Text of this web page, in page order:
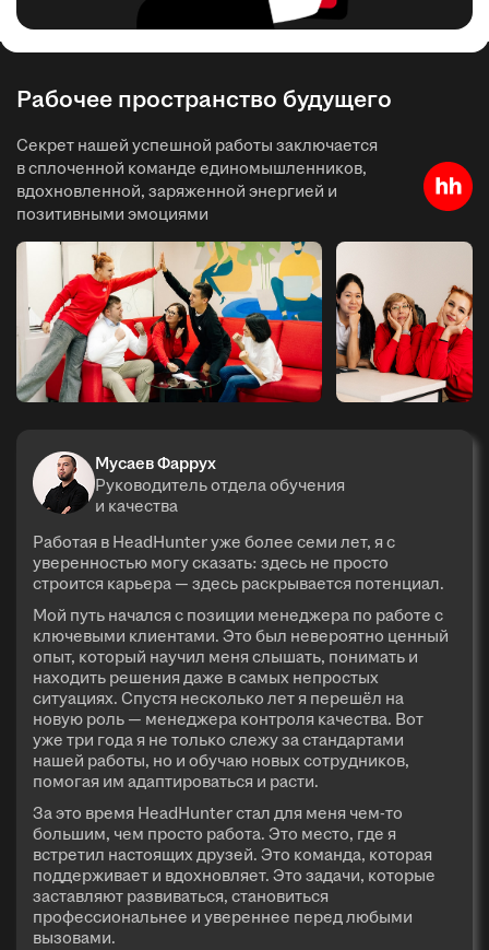
Рабочее пространство будущего
Секрет нашей успешной работы заключается
в сплоченной команде единомышленников,
вдохновленной, заряженной энергией и
позитивными эмоциями
Мусаев Фаррух
Руководитель отдела обучения
и качества
Работая в HeadHunter уже более семи лет, я с
уверенностью могу сказать: здесь не просто
строится карьера — здесь раскрывается потенциал.
Мой путь начался с позиции менеджера по работе с
ключевыми клиентами. Это был невероятно ценный
опыт, который научил меня слышать, понимать и
находить решения даже в самых непростых
ситуациях. Спустя несколько лет я перешёл на
новую роль — менеджера контроля качества. Вот
уже три года я не только слежу за стандартами
нашей работы, но и обучаю новых сотрудников,
помогая им адаптироваться и расти.
За это время HeadHunter стал для меня чем-то
большим, чем просто работа. Это место, где я
встретил настоящих друзей. Это команда, которая
поддерживает и вдохновляет. Это задачи, которые
заставляют развиваться, становиться
профессиональнее и увереннее перед любыми
вызовами.